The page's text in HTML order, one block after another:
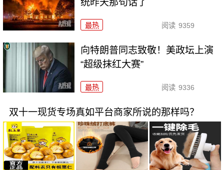
统昨天那句话了
最热 阅读 9359
向特朗普同志致敬！美政坛上演
“超级抹红大赛”
最热 阅读 9336
双十一现货专场真如平台商家所说的那样吗？